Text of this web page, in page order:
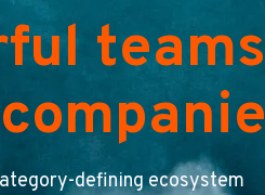
defining ecosystem